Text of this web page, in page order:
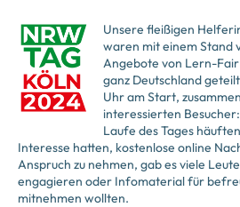
Unsere fleißigen
waren mit einem Stand
Angebote von Lern-
ganz Deutschland
Uhr am Start,
interessierten
Laufe des Tages
Interesse hatten, kostenlose online
Anspruch zu nehmen, gab es viele
engagieren oder Infomaterial für
mitnehmen wollten.